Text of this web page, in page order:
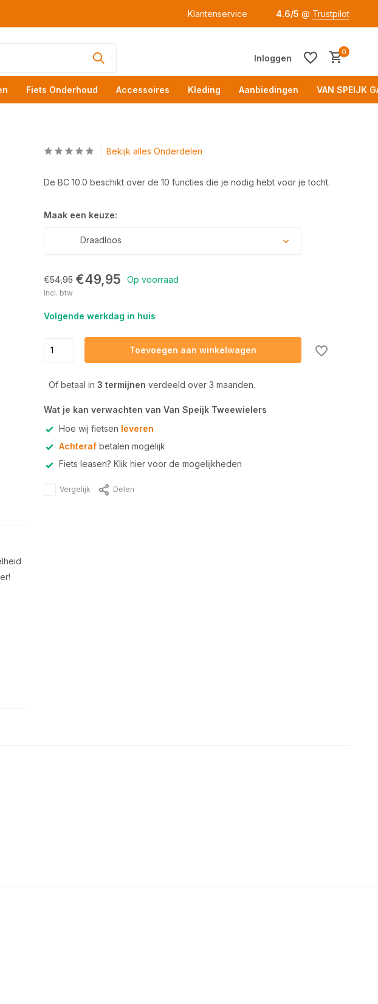
Klantenservice 4.6/5 @ Trustpilot
Inloggen
0
Fiets Onderhoud Accessoires Kleding Aanbiedingen VAN SPEIJK
Bekijk alles Onderdelen
De BC 10.0 beschikt over de 10 functies die je nodig hebt voor je tocht.
Maak een keuze:
Draadloos
€54,95 €49,95 Op voorraad
Incl. btw
Volgende werkdag in huis
Toevoegen aan winkelwagen
Of betaal in 3 termijnen verdeeld over 3 maanden.
Wat je kan verwachten van Van Speijk Tweewielers
Hoe wij fietsen leveren
Achterafbetalen mogelijk
Fiets leasen? Klik hier voor de mogelijkheden
Vergelijk Delen